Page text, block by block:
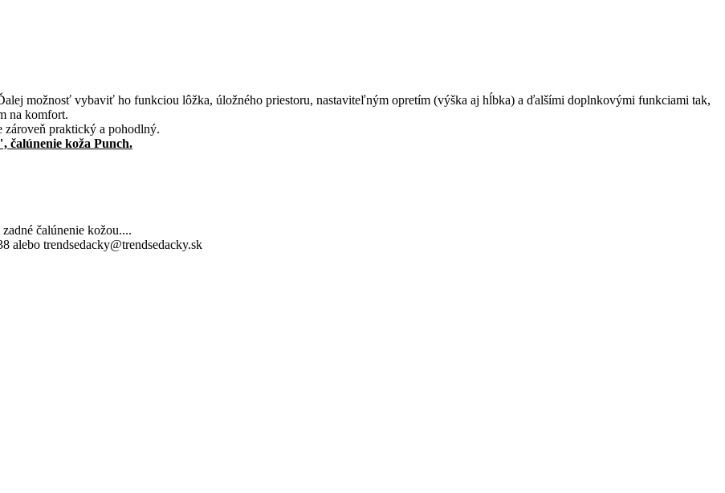
možnosť vybaviť ho funkciou lôžka, úložného priestoru, nastaviteľným opretím (výška aj hĺbka) a ďalšími doplnkovými funkciami tak,
na komfort.
praktický a pohodlný.
čalúnenie koža Punch.
čalúnenie kožou....
alebo trendsedacky@trendsedacky.sk